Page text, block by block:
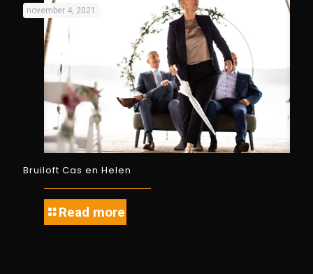
november 4, 2021
Bruiloft Cas en Helen
Read more